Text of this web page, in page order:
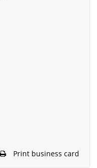
Print business card